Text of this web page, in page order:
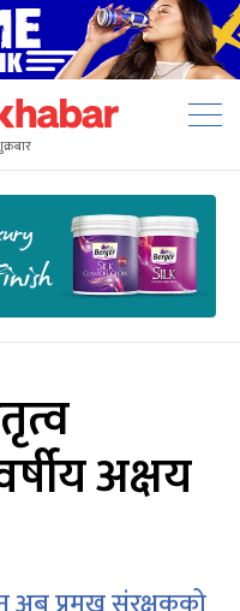
अक्षय